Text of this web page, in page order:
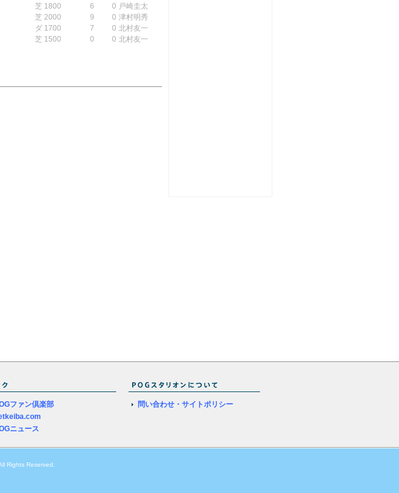
芝 1800 6 0 戸崎圭太
芝 2000 9 0 津村明秀
ダ 1700 7 0 北村友一
芝 1500 0 0 北村友一
ファン倶楽部
ニュース
問い合わせ・サイトポリシー
Rights Reserved.